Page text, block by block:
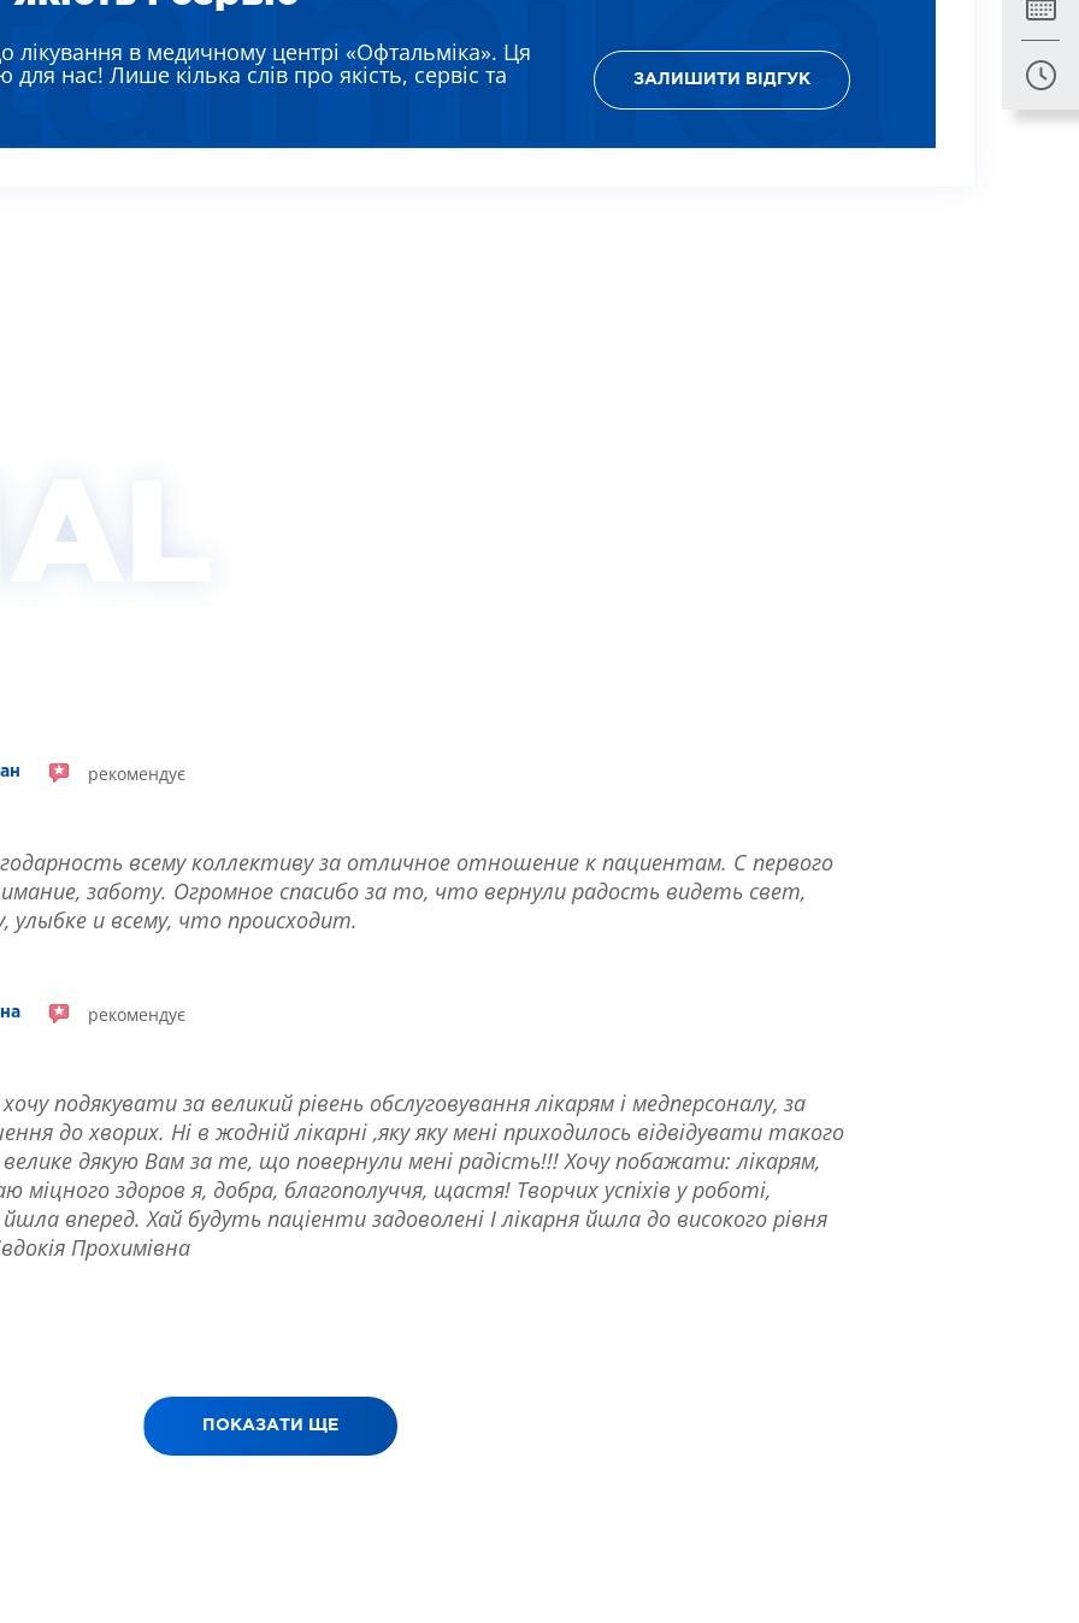
ЛАРИСА ВАСИЛІВНА
МИХАЙЛО ІВАНОВИЧ
НАТАЛІЯ МИКОЛАЇВНА
лікування в медичному центрі «Офтальміка». Ця
нас! Лише кілька слів про якість, сервіс та ЗАЛИШИТИ ВІДГУК
рекомендує
всему коллективу за отличное отношение к пациентам. С первого
заботу. Огромное спасибо за то, что вернули радость видеть свет,
и всему, что происходит.
рекомендує
подякувати за великий рівень обслуговування лікарям і медперсоналу, за
до хворих. Ні в жодній лікарні ,яку яку мені приходилось відвідувати такого
дякую Вам за те, що повернули мені радість!!! Хочу побажати: лікарям,
здоров я, добра, благополуччя, щастя! Творчих успіхів у роботі,
вперед. Хай будуть паціенти задоволені І лікарня йшла до високого рівня
Прохимівна
ПОКАЗАТИ ЩЕ